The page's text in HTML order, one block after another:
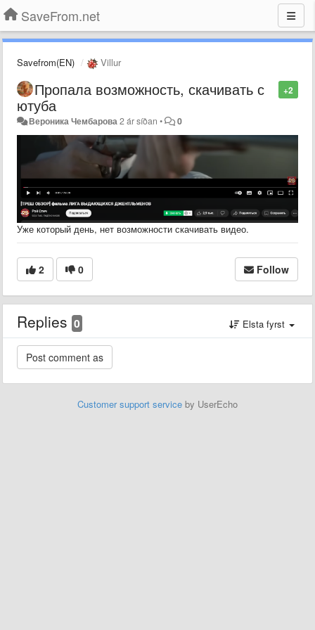
SaveFrom.net
Savefrom(EN) Villur
+2
Пропала возможность, скачивать с
ютуба
Вероника Чембарова 2 ár síðan • 0
Уже который день, нет возможности скачивать видео.
2 0 Follow
Replies 0 Elsta fyrst
Customer support service by UserEcho